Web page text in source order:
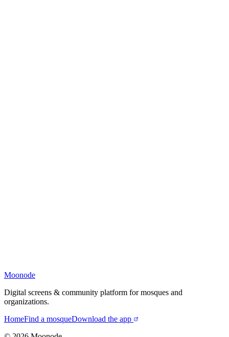
Moonode
Digital screens & community platform for mosques and
organizations.
HomeFind a mosqueDownload the app